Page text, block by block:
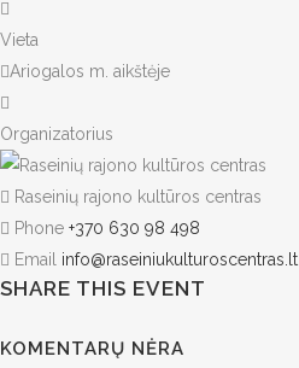
Vieta
Ariogalos m. aikštėje
Organizatorius
Raseinių rajono kultūros centras
Phone +370 630 98 498
Email
info@raseiniukulturoscentras.lt
SHARE THIS EVENT
KOMENTARŲ NĖRA